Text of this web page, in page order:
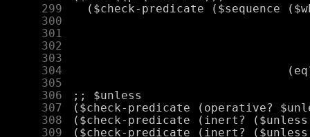
    299
    300
    301
    302
    303
    304
    305
    306
    307
    308
    309